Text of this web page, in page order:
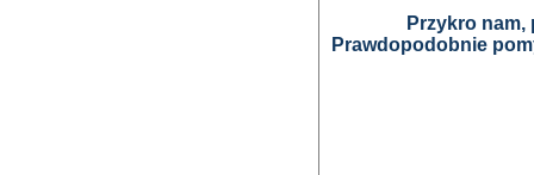
Przykro
Prawdopodobnie